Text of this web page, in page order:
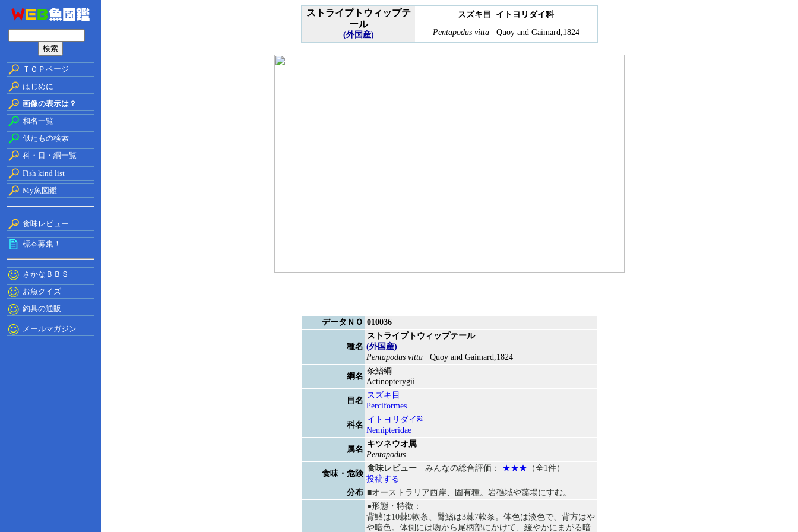
ＴＯＰページ
はじめに
画像の表示は？
和名一覧
似たもの検索
科・目・綱一覧
Fish kind list
My魚図鑑
食味レビュー
標本募集！
さかなＢＢＳ
お魚クイズ
釣具の通販
メールマガジン
ストライプトウィップテ
ール
(外国産)
スズキ目 イトヨリダイ科
Pentapodus vitta
Quoy and Gaimard,1824
データＮＯ 010036
種名
ストライプトウィップテール
(外国産)
Pentapodus vitta
Quoy and Gaimard,1824
綱名
条鰭綱
Actinopterygii
目名
スズキ目
Perciformes
科名
イトヨリダイ科
Nemipteridae
属名
キツネウオ属
Pentapodus
食味・危険
食味レビュー みんなの総合評価： ★★★ （全1件）
投稿する
分布 ■オーストラリア西岸、固有種。岩礁域や藻場にすむ。
●形態・特徴：
背鰭は10棘9軟条、臀鰭は3棘7軟条。体色は淡色で、背方はや
や暗色。体側には吻から尾柄部にかけて、緩やかにまがる暗